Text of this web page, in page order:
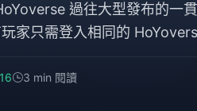
過往大型發布的一
家只需登入相同的
新所需的空間。
3 min 閱讀